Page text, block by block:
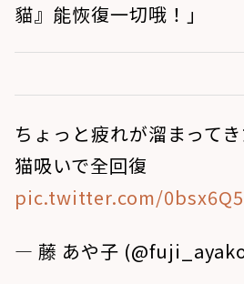
貓』能恢復一切哦！」
ちょっと疲れが溜まって
猫吸いで全回復
pic.twitter.com/
— 藤 あや子